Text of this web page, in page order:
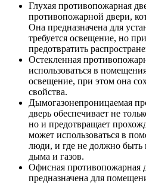
Глухая противопожарная
противопожарной двери,
Она предназначена для
требуется освещение, но
предотвратить
Остекленная
использоваться в
освещение, при этом она
свойства.
Дымогазонепроницаемая
дверь обеспечивает не
но и предотвращает
может использоваться в
люди, и где не должно
дыма и газов.
Офисная противопожарная
предназначена для